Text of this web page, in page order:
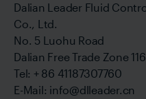
Dalian Leader Fluid
Co., Ltd.
No. 5 Luohu Road
Dalian Free Trade Zone
Tel: + 86 41187307760
E-Mail: info@dlleader.cn